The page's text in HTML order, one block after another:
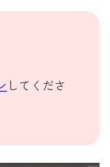
してくださ